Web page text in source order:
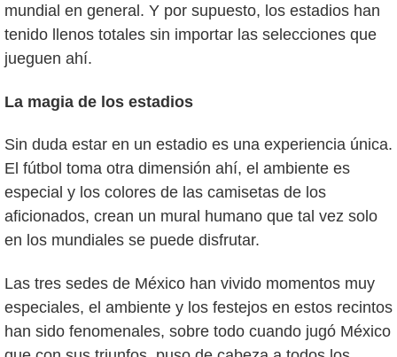
mundial en general. Y por supuesto, los estadios han
tenido llenos totales sin importar las selecciones que
jueguen ahí.
La magia de los estadios
Sin duda estar en un estadio es una experiencia única.
El fútbol toma otra dimensión ahí, el ambiente es
especial y los colores de las camisetas de los
aficionados, crean un mural humano que tal vez solo
en los mundiales se puede disfrutar.
Las tres sedes de México han vivido momentos muy
especiales, el ambiente y los festejos en estos recintos
han sido fenomenales, sobre todo cuando jugó México